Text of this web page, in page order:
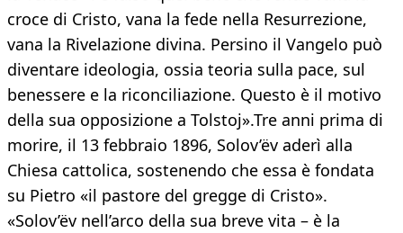
croce di Cristo, vana la fede nella Resurrezione,
vana la Rivelazione divina. Persino il Vangelo può
diventare ideologia, ossia teoria sulla pace, sul
benessere e la riconciliazione. Questo è il motivo
della sua opposizione a Tolstoj».Tre anni prima di
morire, il 13 febbraio 1896, Solov’ëv aderì alla
Chiesa cattolica, sostenendo che essa è fondata
su Pietro «il pastore del gregge di Cristo».
«Solov’ëv nell’arco della sua breve vita – è la